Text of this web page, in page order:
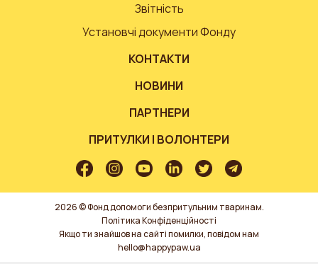
Звітність
Установчі документи Фонду
КОНТАКТИ
НОВИНИ
ПАРТНЕРИ
ПРИТУЛКИ І ВОЛОНТЕРИ
2026 © Фонд допомоги безпритульним тваринам.
Політика Конфіденційності
Якщо ти знайшов на сайті помилки, повідом нам
hello@happypaw.ua